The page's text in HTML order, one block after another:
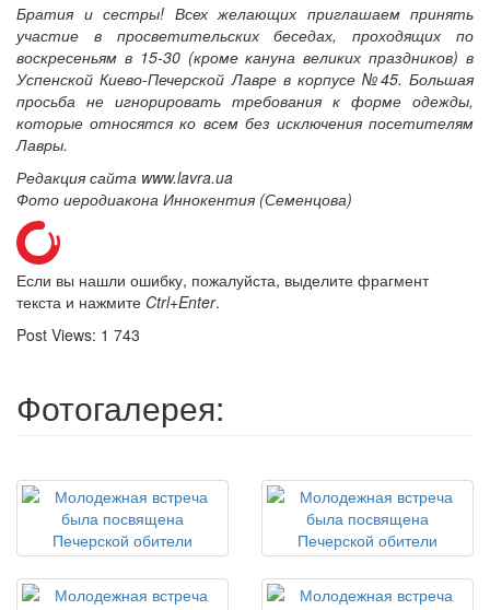
Братия и сестры! Всех желающих приглашаем принять
участие в просветительских беседах, проходящих по
воскресеньям в 15-30 (кроме кануна великих праздников) в
Успенской Киево-Печерской Лавре в корпусе №45. Большая
просьба не игнорировать требования к форме одежды,
которые относятся ко всем без исключения посетителям
Лавры.
Редакция сайта www.lavra.ua
Фото иеродиакона Иннокентия (Семенцова)
Если вы нашли ошибку, пожалуйста, выделите фрагмент
текста и нажмите Ctrl+Enter.
Post Views: 1 743
Фотогалерея: